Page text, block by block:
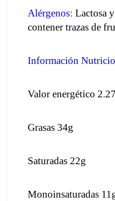
Alérgenos: Lactosa
contener trazas de
Información
Valor energético
Grasas 34g
Saturadas 22g
Monoinsaturadas